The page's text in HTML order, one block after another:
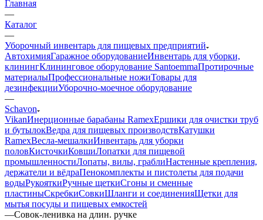
Главная
—
Каталог
—
Уборочный инвентарь для пищевых предприятий
АвтохимияГаражное оборудованиеИнвентарь для уборки,
клинингКлининговое оборудование SantoemmaПротирочные
материалыПрофессиональные ножиТовары для
дезинфекцииУборочно-моечное оборудование
—
Schavon
VikanИнерционные барабаны RamexЕршики для очистки труб
и бутылокВедра для пищевых производствКатушки
RamexВесла-мешалкиИнвентарь для уборки
половКисточкиКовшиЛопатки для пищевой
промышленностиЛопаты, вилы, граблиНастенные крепления,
держатели и вёдраПенокомплекты и пистолеты для подачи
водыРукояткиРучные щеткиСгоны и сменные
пластиныСкребкиСовкиШланги и соединенияЩетки для
мытья посуды и пищевых емкостей
—Совок-ленивка на длин. ручке